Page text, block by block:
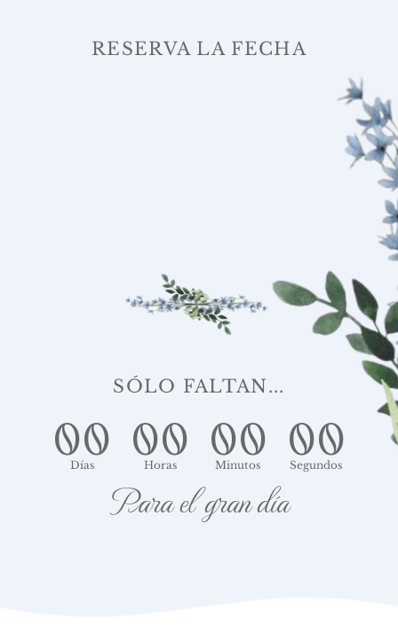
RESERVA LA FECHA
SÓLO FALTAN...
00
Días
00
Horas
00
Minutos
00
Segundos
Para el gran día